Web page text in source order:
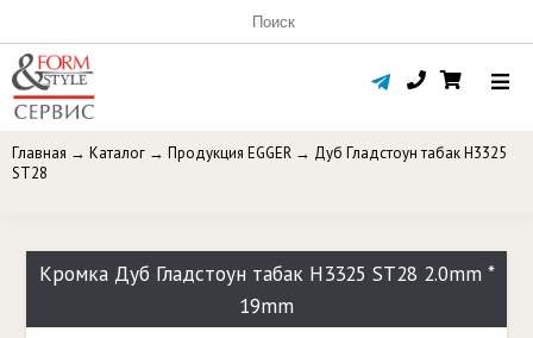
Главная → Каталог → Продукция EGGER → Дуб Гладстоун табак H3325
ST28
Кромка Дуб Гладстоун табак H3325 ST28 2.0mm *
19mm